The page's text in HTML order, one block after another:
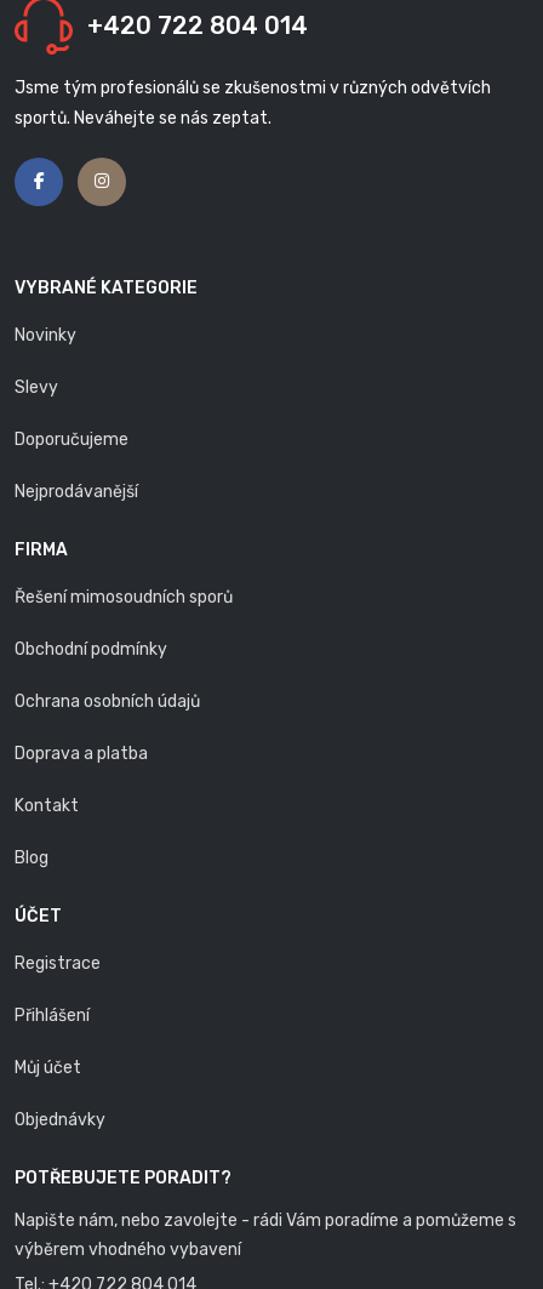
+420 722 804 014
Jsme tým profesionálů se zkušenostmi v různých odvětvích
sportů. Neváhejte se nás zeptat.
VYBRANÉ KATEGORIE
Novinky
Slevy
Doporučujeme
Nejprodávanější
FIRMA
Řešení mimosoudních sporů
Obchodní podmínky
Ochrana osobních údajů
Doprava a platba
Kontakt
Blog
ÚČET
Registrace
Přihlášení
Můj účet
Objednávky
POTŘEBUJETE PORADIT?
Napište nám, nebo zavolejte - rádi Vám poradíme a pomůžeme s
výběrem vhodného vybavení
Tel.: +420 722 804 014